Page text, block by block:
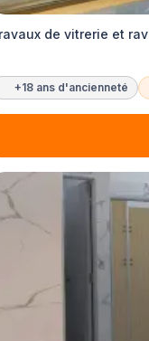
de vitrerie et
+18 ans d'ancienneté